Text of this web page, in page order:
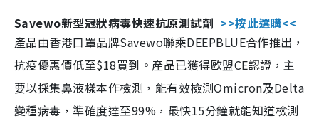
Savewo新型冠狀病毒快速抗原測試劑 >>按此選購<<
產品由香港口罩品牌Savewo聯乘DEEPBLUE合作推出，
抗疫優惠價低至$18買到。產品已獲得歐盟CE認證，主
要以採集鼻液樣本作檢測，能有效檢測Omicron及Delta
變種病毒，準確度達至99%，最快15分鐘就能知道檢測